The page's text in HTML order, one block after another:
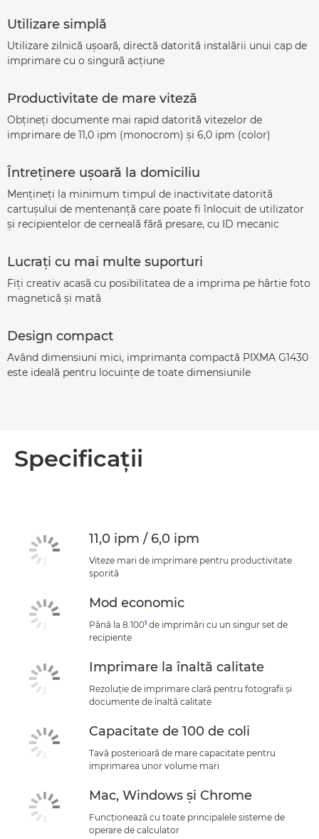
Utilizare simplă
Utilizare zilnică uşoară, directă datorită instalării unui cap de
imprimare cu o singură acţiune
Productivitate de mare viteză
Obţineţi documente mai rapid datorită vitezelor de
imprimare de 11,0 ipm (monocrom) şi 6,0 ipm (color)
Întreţinere uşoară la domiciliu
Menţineţi la minimum timpul de inactivitate datorită
cartuşului de mentenanţă care poate fi înlocuit de utilizator
şi recipientelor de cerneală fără presare, cu ID mecanic
Lucraţi cu mai multe suporturi
Fiţi creativ acasă cu posibilitatea de a imprima pe hârtie foto
magnetică şi mată
Design compact
Având dimensiuni mici, imprimanta compactă PIXMA G1430
este ideală pentru locuinţe de toate dimensiunile
Specificaţii
11,0 ipm / 6,0 ipm
Viteze mari de imprimare pentru productivitate
sporită
Mod economic
Până la 8.1001 de imprimări cu un singur set de
recipiente
Imprimare la înaltă calitate
Rezoluţie de imprimare clară pentru fotografii şi
documente de înaltă calitate
Capacitate de 100 de coli
Tavă posterioară de mare capacitate pentru
imprimarea unor volume mari
Mac, Windows şi Chrome
Funcţionează cu toate principalele sisteme de
operare de calculator